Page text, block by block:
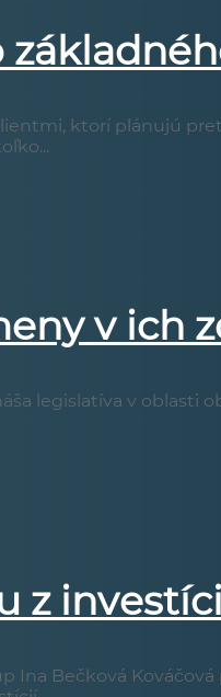
ktorí plánujú
v ich
legislatíva v
z
Ina Bečková